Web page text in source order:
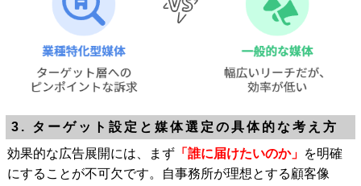
3. ターゲット設定と媒体選定の具体的な考え方
効果的な広告展開には、まず「誰に届けたいのか」 を明確
にすることが不可欠です。自事務所が理想とする顧客像